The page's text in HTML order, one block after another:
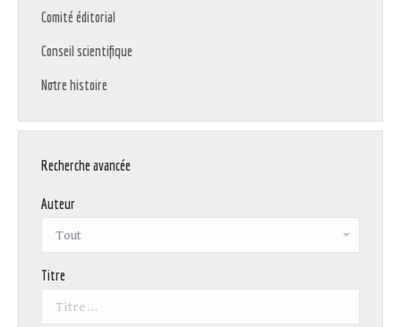
Comité éditorial
Conseil scientifique
Notre histoire
Recherche avancée
Auteur
Titre